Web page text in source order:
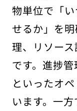
物単位で「
せるか」を
理、リソー
です。進捗
といったオ
います。一